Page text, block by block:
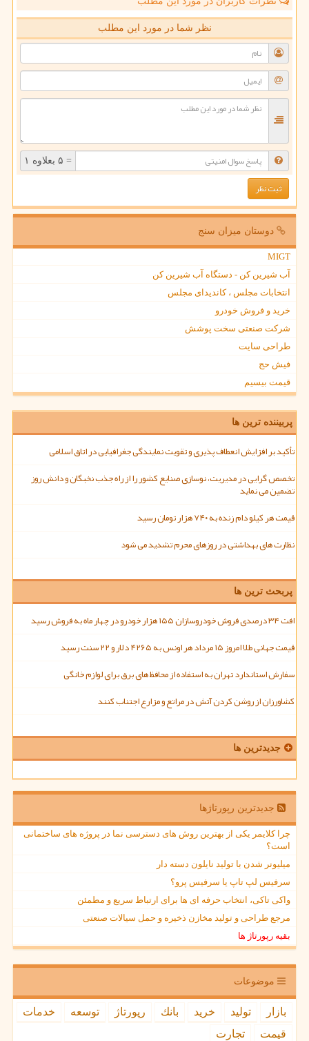
نظر شما در مورد این مطلب
= ۵ بعلاوه ۱
دوستان میزان سنج
MIGT
آب شیرین کن - دستگاه آب شیرین کن
انتخابات مجلس ، کاندیدای مجلس
خرید و فروش خودرو
شرکت صنعتی سخت پوشش
طراحی سایت
فیش حج
قیمت بیسیم
پربیننده ترین ها
تأکید بر افزایش انعطاف پذیری و تقویت نمایندگی جغرافیایی در اتاق اسلامی
تخصص گرایی در مدیریت، نوسازی صنایع کشور را از راه جذب نخبگان و دانش روز
تضمین می نماید
قیمت هر کیلو دام زنده به ۷۴۰ هزار تومان رسید
نظارت های بهداشتی در روزهای محرم تشدید می شود
پربحث ترین ها
افت ۳۴ درصدی فروش خودروسازان ۱۵۵ هزار خودرو در چهار ماه به فروش رسید
قیمت جهانی طلا امروز ۱۵ مرداد هر اونس به ۴۲۶۵ دلار و ۲۲ سنت رسید
سفارش استاندارد تهران به استفاده از محافظ های برق برای لوازم خانگی
کشاورزان از روشن کردن آتش در مراتع و مزارع اجتناب کنند
جدیدترین ها
جدیدترین رپورتاژها
چرا کلایمر یکی از بهترین روش های دسترسی نما در پروژه های ساختمانی
است؟
میلیونر شدن با تولید نایلون دسته دار
سرفیس لپ تاپ یا سرفیس پرو؟
واکی تاکی، انتخاب حرفه ای ها برای ارتباط سریع و مطمئن
مرجع طراحی و تولید مخازن ذخیره و حمل سیالات صنعتی
بقیه رپورتاژ ها
موضوعات
بازار تولید خرید بانك رپورتاژ توسعه
خدمات
قیمت
تجارت